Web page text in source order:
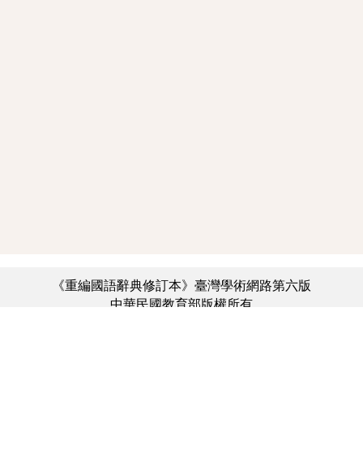
《重編國語辭典修訂本》臺灣學術網路第六版
中華民國教育部版權所有